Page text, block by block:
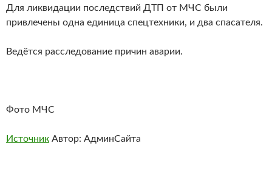
Для ликвидации последствий ДТП от МЧС были
привлечены одна единица спецтехники, и два спасателя.
Ведётся расследование причин аварии.
Фото МЧС
Источник Автор: АдминСайта